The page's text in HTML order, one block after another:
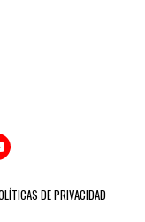
DE PRIVACIDAD